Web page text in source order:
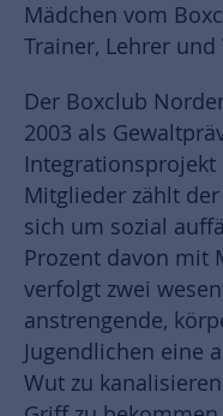
Mädchen vom
Trainer, Lehrer und
Der Boxclub
2003 als
Integrationsprojekt
Mitglieder zählt
sich um sozial
Prozent davon mit
verfolgt zwei
anstrengende,
Jugendlichen eine
Wut zu